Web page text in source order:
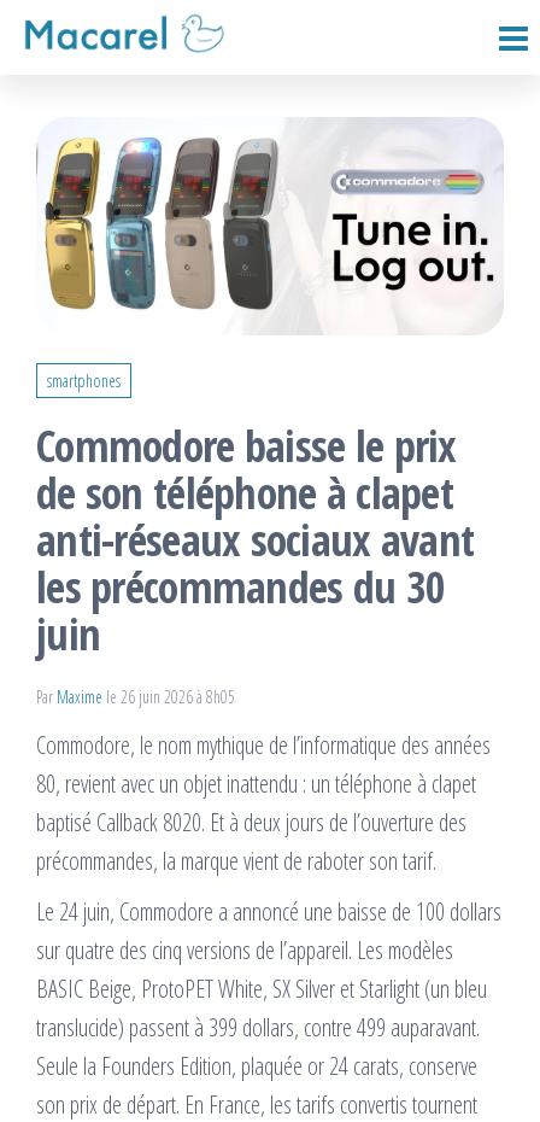
Passer
smartphones
Commodore baisse le prix
de son téléphone à clapet
anti-réseaux sociaux avant
les précommandes du 30
juin
Par Maxime le 26 juin 2026 à 8h05
Commodore, le nom mythique de l’informatique des années
80, revient avec un objet inattendu : un téléphone à clapet
baptisé Callback 8020. Et à deux jours de l’ouverture des
précommandes, la marque vient de raboter son tarif.
Le 24 juin, Commodore a annoncé une baisse de 100 dollars
sur quatre des cinq versions de l’appareil. Les modèles
BASIC Beige, ProtoPET White, SX Silver et Starlight (un bleu
translucide) passent à 399 dollars, contre 499 auparavant.
Seule la Founders Edition, plaquée or 24 carats, conserve
son prix de départ. En France, les tarifs convertis tournent